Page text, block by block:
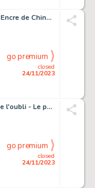
Gil Jourdan - Patée explosive Encre de Chine sur papier...
closed
24/11/2023
go premium
Perramus, Livre 1. Le pirlote de l'oubli - Le pont Encre...
closed
24/11/2023
go premium